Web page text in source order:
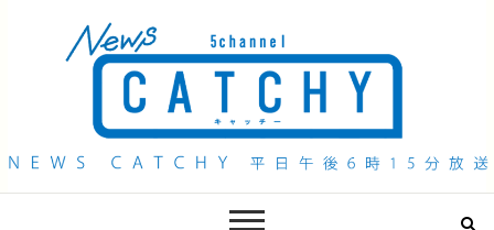
QAB NEWS Headline